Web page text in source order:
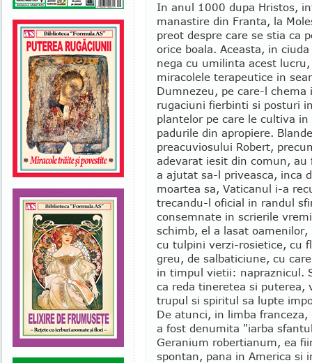
In anul 1000 dupa Hristos,
manastire din Franta, la
preot despre care se stia ca
orice boala. Aceasta, in
nega cu umilinta acest
miracolele terapeutice in
Dumnezeu, pe care-l
rugaciuni fierbinti si posturi
plantelor pe care le cultiva
padurile din apropiere.
preacuviosului Robert,
adevarat iesit din comun, au
a ajutat sa-l priveasca, inca
moartea sa, Vaticanul i-a
trecandu-l oficial in randul
consemnate in scrierile
schimb, el a lasat
cu tulpini verzi-rosietice, cu
greu, de salbaticiune, cu
in timpul vietii: napraznicul.
ca reda tineretea si puterea,
trupul si spiritul sa lupte
De atunci, in limba
a fost denumita "iarba
Geranium robertianum, ea
spontan, pana in America si